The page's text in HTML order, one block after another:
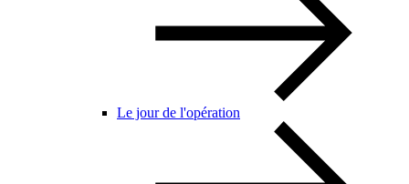
Le jour de l'opération